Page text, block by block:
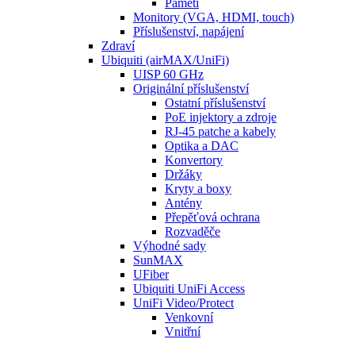
Paměti
Monitory (VGA, HDMI, touch)
Příslušenství, napájení
Zdraví
Ubiquiti (airMAX/UniFi)
UISP 60 GHz
Originální příslušenství
Ostatní příslušenství
PoE injektory a zdroje
RJ-45 patche a kabely
Optika a DAC
Konvertory
Držáky
Kryty a boxy
Antény
Přepěťová ochrana
Rozvaděče
Výhodné sady
SunMAX
UFiber
Ubiquiti UniFi Access
UniFi Video/Protect
Venkovní
Vnitřní